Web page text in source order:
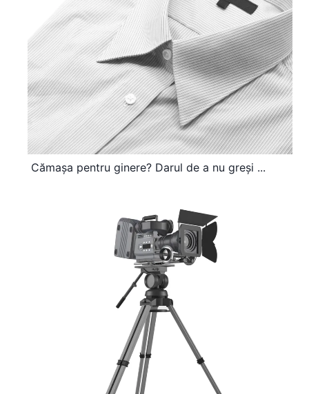
Cămașa pentru ginere? Darul de a nu greși ...